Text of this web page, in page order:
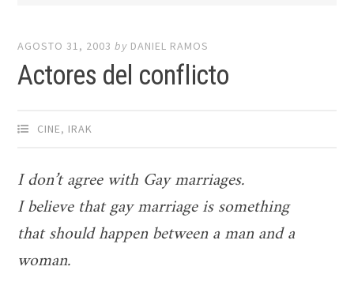
AGOSTO 31, 2003 by DANIEL RAMOS
Actores del conflicto
CINE, IRAK
I don’t agree with Gay marriages.
I believe that gay marriage is something
that should happen between a man and a
woman.